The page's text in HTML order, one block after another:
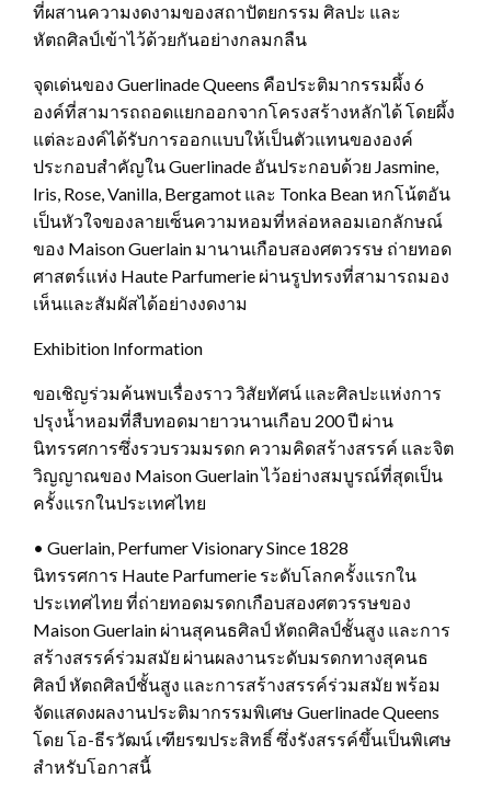
ที่ผสานความงดงามของสถาปัตยกรรม ศิลปะ และ
หัตถศิลป์เข้าไว้ด้วยกันอย่างกลมกลืน
จุดเด่นของ Guerlinade Queens คือประติมากรรมผึ้ง 6
องค์ที่สามารถถอดแยกออกจากโครงสร้างหลักได้ โดยผึ้ง
แต่ละองค์ได้รับการออกแบบให้เป็นตัวแทนขององค์
ประกอบสำคัญใน Guerlinade อันประกอบด้วย Jasmine,
Iris, Rose, Vanilla, Bergamot และ Tonka Bean หกโน้ตอัน
เป็นหัวใจของลายเซ็นความหอมที่หล่อหลอมเอกลักษณ์
ของ Maison Guerlain มานานเกือบสองศตวรรษ ถ่ายทอด
ศาสตร์แห่ง Haute Parfumerie ผ่านรูปทรงที่สามารถมอง
เห็นและสัมผัสได้อย่างงดงาม
Exhibition Information
ขอเชิญร่วมค้นพบเรื่องราว วิสัยทัศน์ และศิลปะแห่งการ
ปรุงน้ำหอมที่สืบทอดมายาวนานเกือบ 200 ปี ผ่าน
นิทรรศการซึ่งรวบรวมมรดก ความคิดสร้างสรรค์ และจิต
วิญญาณของ Maison Guerlain ไว้อย่างสมบูรณ์ที่สุดเป็น
ครั้งแรกในประเทศไทย
• Guerlain, Perfumer Visionary Since 1828
นิทรรศการ Haute Parfumerie ระดับโลกครั้งแรกใน
ประเทศไทย ที่ถ่ายทอดมรดกเกือบสองศตวรรษของ
Maison Guerlain ผ่านสุคนธศิลป์ หัตถศิลป์ชั้นสูง และการ
สร้างสรรค์ร่วมสมัย ผ่านผลงานระดับมรดกทางสุคนธ
ศิลป์ หัตถศิลป์ชั้นสูง และการสร้างสรรค์ร่วมสมัย พร้อม
จัดแสดงผลงานประติมากรรมพิเศษ Guerlinade Queens
โดย โอ-ธีรวัฒน์ เฑียรฆประสิทธิ์ ซึ่งรังสรรค์ขึ้นเป็นพิเศษ
สำหรับโอกาสนี้